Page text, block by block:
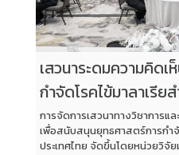
เสวนาระดมความคิดเ
กำจัดโรคไข้มาลาเรีย
การจัดการเสวนาทางวิชาการแ
เพื่อสนับสนุนยุทธศาสตร์การกำ
ประเทศไทย จัดขึ้นโดยหน่วยวิจั